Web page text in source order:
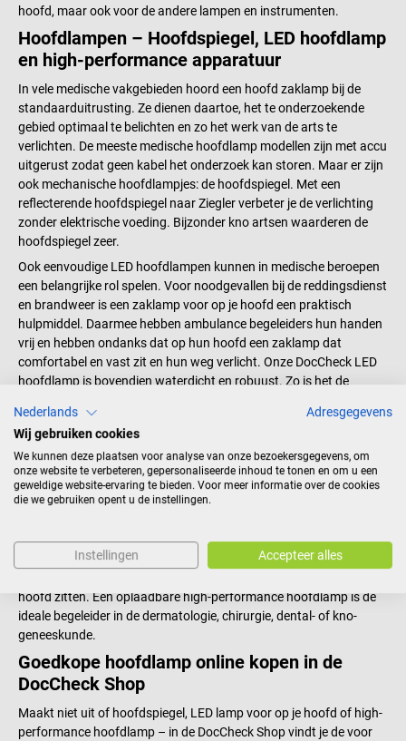
hoofd, maar ook voor de andere lampen en instrumenten.
Hoofdlampen – Hoofdspiegel, LED hoofdlamp
en high-performance apparatuur
In vele medische vakgebieden hoord een hoofd zaklamp bij de
standaarduitrusting. Ze dienen daartoe, het te onderzoekende
gebied optimaal te belichten en zo het werk van de arts te
verlichten. De meeste medische hoofdlamp modellen zijn met accu
uitgerust zodat geen kabel het onderzoek kan storen. Maar er zijn
ook mechanische hoofdlampjes: de hoofdspiegel. Met een
reflecterende hoofdspiegel naar Ziegler verbeter je de verlichting
zonder elektrische voeding. Bijzonder kno artsen waarderen de
hoofdspiegel zeer.
Ook eenvoudige LED hoofdlampen kunnen in medische beroepen
een belangrijke rol spelen. Voor noodgevallen bij de reddingsdienst
en brandweer is een zaklamp voor op je hoofd een praktisch
hulpmiddel. Daarmee hebben ambulance begeleiders hun handen
vrij en hebben ondanks dat op hun hoofd een zaklamp dat
comfortabel en vast zit en hun weg verlicht. Onze DocCheck LED
hoofdlamp is bovendien waterdicht en robuust. Zo is het de
Voor bijzonder nauwkeurige onderzoeken of operaties heb je
bijzonder nauwkeurige hoofdlampen nodig. High-performance
lampen bieden wij bijvoorbeeld van Heine of Riester aan. De
hoogwaardige ML4 LED hoofdlamp van Heine is een echte
verlichting-prof. De professionele medische LED hoofdlamp is
natuurgetrouwe kleurweergave. Hij is heel licht en de hoofdlamp
accu houd flinke 8,5 uren vol. Ook bij lang dragen blijft de lamp
hoofd zitten. Een oplaadbare high-performance hoofdlamp is de
ideale begeleider in de dermatologie, chirurgie, dental- of kno-
geneeskunde.
Goedkope hoofdlamp online kopen in de
DocCheck Shop
Maakt niet uit of hoofdspiegel, LED lamp voor op je hoofd of high-
performance hoofdlamp – in de DocCheck Shop vindt je de voor
Nederlands
Adresgegevens
Wij gebruiken cookies
We kunnen deze plaatsen voor analyse van onze bezoekersgegevens, om
onze website te verbeteren, gepersonaliseerde inhoud te tonen en om u een
geweldige website-ervaring te bieden. Voor meer informatie over de cookies
die we gebruiken opent u de instellingen.
Instellingen Accepteer alles